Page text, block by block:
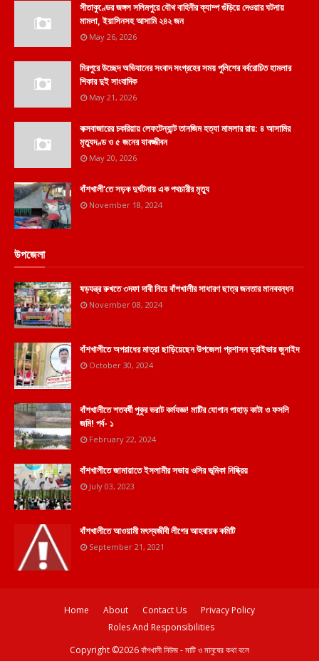
সীতাকুণ্ডের জঙ্গল সলিমপুরে যৌথ বাহিনীর ক্যাম্প গুঁড়িয়ে দেওয়ার ঘটনায়
মামলা, ইয়াসিনসহ আসামি ২৪২ জন
May 26, 2026
মিরপুরে উচ্ছেদ অভিযানের সংবাদ সংগ্রহের সময় পুলিশের বর্বরোচিত হামলার
শিকার দুই সাংবাদিক
May 21, 2026
কক্সবাজারের চকরিয়ায় লেফটেন্যান্ট তানজিম হত্যা মামলার রায়: ৪ আসামির
মৃত্যুদণ্ড ও ৫ জনের যাবজ্জীবন
May 20, 2026
বাঁশখালী'তে সড়ক দুর্ঘটনায় এক পথচারীর মৃত্যু
November 18, 2024
উপজেলা
ষড়যন্ত্র রুখতে ৩দফা দাবী নিয়ে বাঁশখালীর সাধারণ ছাত্র জনতার মানববন্ধন
November 08, 2024
বাঁশখালীতে অপরাধের মাত্রা ছাড়িয়েছেন উপজেলা প্রশাসন ড্রাইভার জুনাইদ
October 30, 2024
বাঁশখালীতে শতবর্ষী পুকুর ভরাট কর্মযজ্ঞ! মাটির যোগান পাহাড় কাটা ও ফসলি
জমি! পর্ব- ১
February 22, 2024
বাঁশখালীতে জামায়াতে ইসলামীর সভায় ওসির ভূমিকা নিষ্ক্রিয়
July 03, 2023
বাঁশখালীতে আওয়ামী মৎস্যজীবী লীগের আহবায়ক কমিটি
September 21, 2021
Home About Contact Us
Privacy Policy
Roles And Responsibilities
Copyright ©2026বাঁশখালী নিউজ - মাটি ও মানুষের কথা বলে